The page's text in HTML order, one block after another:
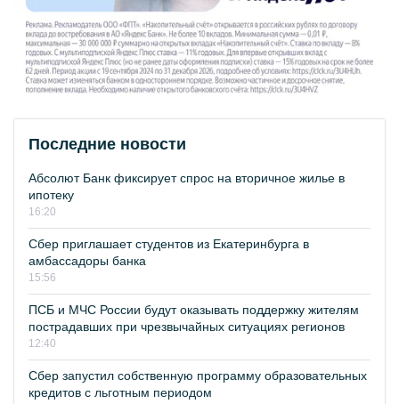
Последние новости
Абсолют Банк фиксирует спрос на вторичное жилье в
ипотеку
16:20
Сбер приглашает студентов из Екатеринбурга в
амбассадоры банка
15:56
ПСБ и МЧС России будут оказывать поддержку жителям
пострадавших при чрезвычайных ситуациях регионов
12:40
Сбер запустил собственную программу образовательных
кредитов с льготным периодом